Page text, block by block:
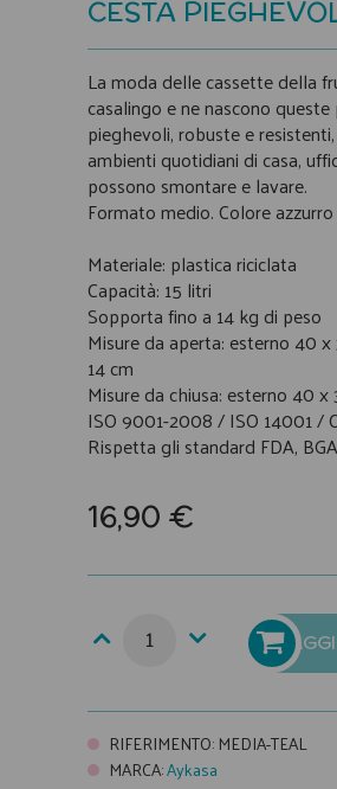
CESTA
La moda delle cassette della
casalingo e ne nascono
pieghevoli, robuste e
ambienti quotidiani di casa,
possono smontare e lavare.
Formato medio. Colore
Materiale: plastica riciclata
Capacità: 15 litri
Sopporta fino a 14 kg di peso
Misure da aperta: esterno 40
14 cm
Misure da chiusa: esterno 40
ISO 9001-2008 / ISO 14001 /
Rispetta gli standard FDA,
16,90 €
RIFERIMENTO: MEDIA-TEAL
MARCA:Aykasa